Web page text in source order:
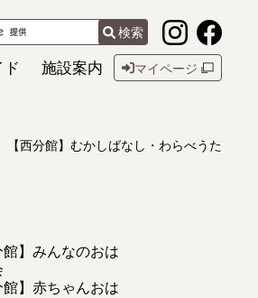
検索
ド 施設案内 マイページ
【西分館】むかしばなし・わらべうた
館】みんなのおは
館】赤ちゃんおは